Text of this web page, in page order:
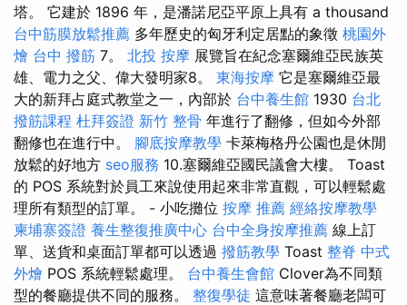
塔。 它建於 1896 年，是潘諾尼亞平原上具有 a thousand
台中筋膜放鬆推薦 多年歷史的匈牙利定居點的象徵 桃園外
燴 台中 撥筋 7。 北投 按摩 展覽旨在紀念塞爾維亞民族英
雄、電力之父、偉大發明家8。 東海按摩 它是塞爾維亞最
大的新拜占庭式教堂之一，內部於 台中養生館 1930 台北
撥筋課程 杜拜簽證 新竹 整骨 年進行了翻修，但如今外部
翻修也在進行中。 腳底按摩教學 卡萊梅格丹公園也是休閒
放鬆的好地方 seo服務 10.塞爾維亞國民議會大樓。 Toast
的 POS 系統對於員工來說使用起來非常直觀，可以輕鬆處
理所有類型的訂單。 - 小吃攤位 按摩 推薦 經絡按摩教學
柬埔寨簽證 養生整復推廣中心 台中全身按摩推薦 線上訂
單、送貨和桌面訂單都可以透過 撥筋教學 Toast 整脊 中式
外燴 POS 系統輕鬆處理。 台中養生會館 Clover為不同類
型的餐廳提供不同的服務。 整復學徒 這意味著餐廳老闆可